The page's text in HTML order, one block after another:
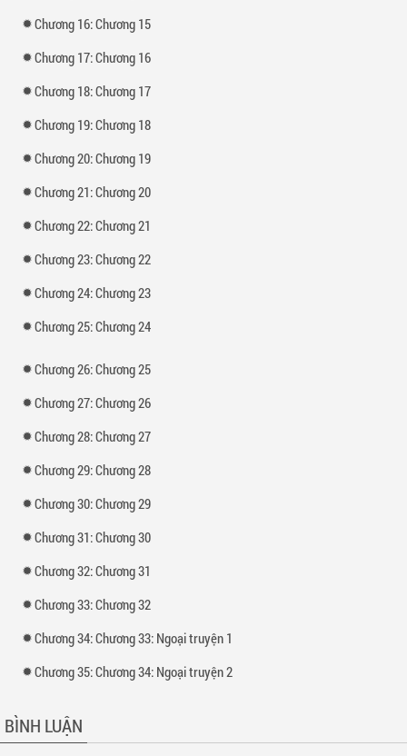
Chương 16: Chương 15
Chương 17: Chương 16
Chương 18: Chương 17
Chương 19: Chương 18
Chương 20: Chương 19
Chương 21: Chương 20
Chương 22: Chương 21
Chương 23: Chương 22
Chương 24: Chương 23
Chương 25: Chương 24
Chương 26: Chương 25
Chương 27: Chương 26
Chương 28: Chương 27
Chương 29: Chương 28
Chương 30: Chương 29
Chương 31: Chương 30
Chương 32: Chương 31
Chương 33: Chương 32
Chương 34: Chương 33: Ngoại truyện 1
Chương 35: Chương 34: Ngoại truyện 2
BÌNH LUẬN